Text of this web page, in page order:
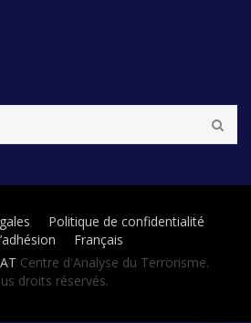
Politique de confidentialité
Français
Centre d'Analyse du Terrorisme.
droits réservés.